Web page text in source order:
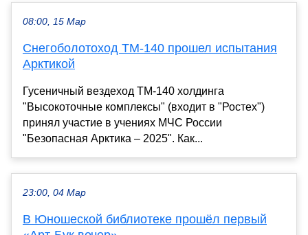
08:00, 15 Мар
Снегоболотоход ТМ-140 прошел испытания
Арктикой
Гусеничный вездеход ТМ-140 холдинга
"Высокоточные комплексы" (входит в "Ростех")
принял участие в учениях МЧС России
"Безопасная Арктика – 2025". Как...
23:00, 04 Мар
В Юношеской библиотеке прошёл первый